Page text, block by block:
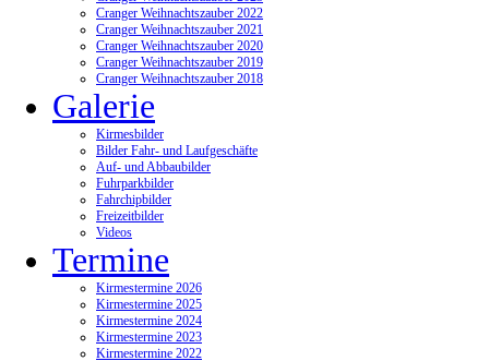
Cranger Weihnachtszauber 2022
Cranger Weihnachtszauber 2021
Cranger Weihnachtszauber 2020
Cranger Weihnachtszauber 2019
Cranger Weihnachtszauber 2018
Galerie
Kirmesbilder
Bilder Fahr- und Laufgeschäfte
Auf- und Abbaubilder
Fuhrparkbilder
Fahrchipbilder
Freizeitbilder
Videos
Termine
Kirmestermine 2026
Kirmestermine 2025
Kirmestermine 2024
Kirmestermine 2023
Kirmestermine 2022